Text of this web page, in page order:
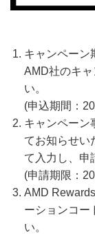
キャンペーン
AMD社のキ
い。
(申込期間：
キャンペーン
てお知らせい
て入力し、申
(申請期限：
AMD
ーションコー
い。